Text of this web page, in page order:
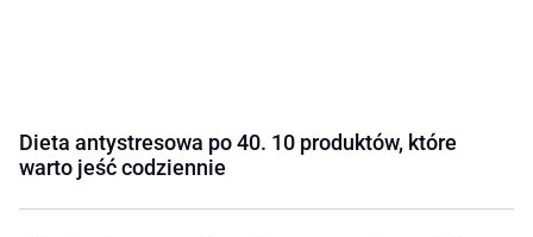
Dieta antystresowa po 40. 10 produktów, które
warto jeść codziennie